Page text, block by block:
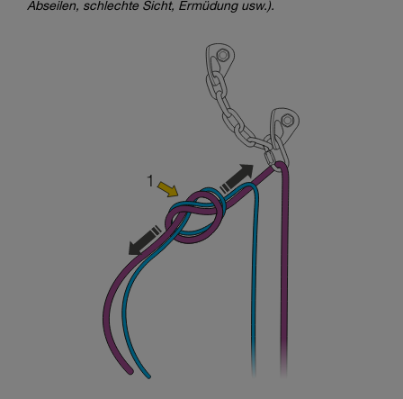
entsprechende Ausbildung und ein spezielles
einem Profi, ob Sie in der Lage sind, den
Vorgang alleine sicher zu wiederholen, bevor
Sie ihn eigenständig durchführen.
Wir geben Beispiele für die mit Ihrer Aktivität
verbundenen Techniken. Möglicherweise gibt es
noch andere Techniken, die hier nicht
Abseilen, schlechte Sicht, Ermüdung usw.).